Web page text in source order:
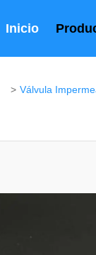
Inicio
>